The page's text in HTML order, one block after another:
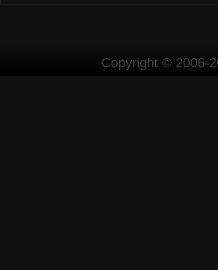
Copyright © 2006-